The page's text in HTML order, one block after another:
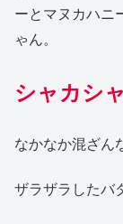
ーとマヌカハニ
ゃん。
シャカシ
なかなか混ざん
ザラザラしたバ